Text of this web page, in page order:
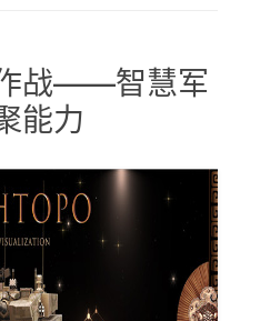
战——智慧军
能力